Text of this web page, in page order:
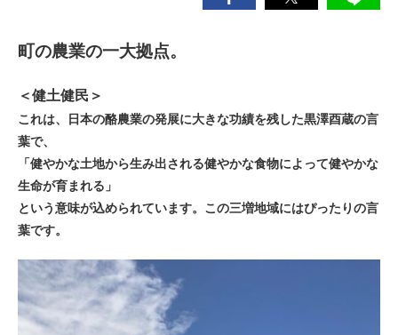
町の農業の一大拠点。
＜健土健民＞
これは、日本の酪農業の発展に大きな功績を残した黒澤酉蔵の言
葉で、
「健やかな土地から生み出される健やかな食物によって健やかな
生命が育まれる」
という意味が込められています。この三増地域にはぴったりの言
葉です。